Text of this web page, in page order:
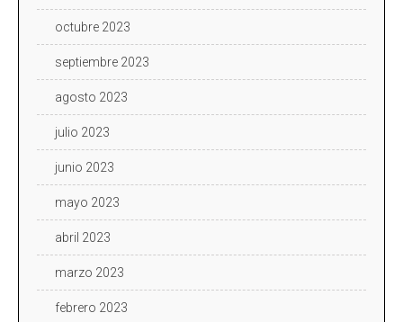
octubre 2023
septiembre 2023
agosto 2023
julio 2023
junio 2023
mayo 2023
abril 2023
marzo 2023
febrero 2023